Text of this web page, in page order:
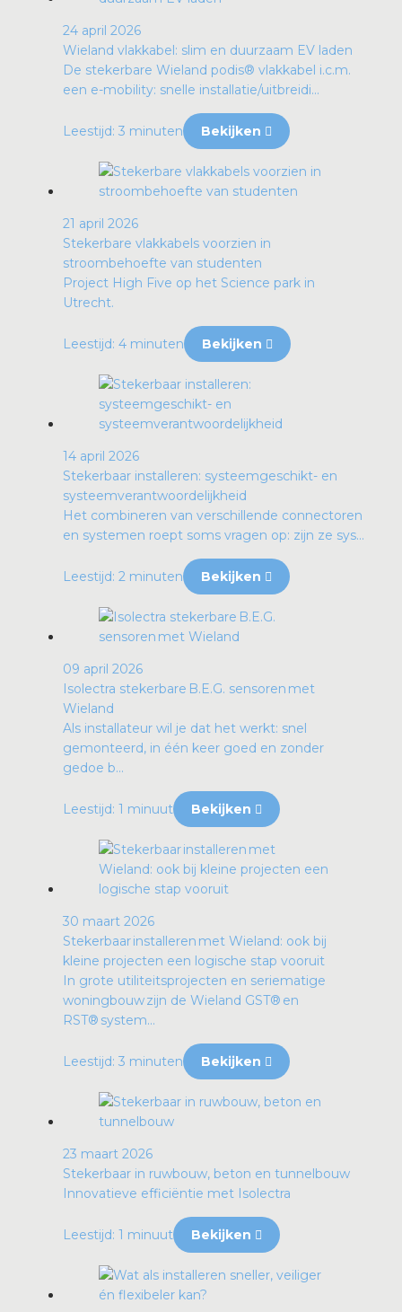
24 april 2026
Wieland vlakkabel: slim en duurzaam EV laden
De stekerbare Wieland podis® vlakkabel i.c.m.
een e-mobility: snelle installatie/uitbreidi...
Leestijd: 3 minuten Bekijken
21 april 2026
Stekerbare vlakkabels voorzien in
stroombehoefte van studenten
Project High Five op het Science park in
Utrecht.
Leestijd: 4 minuten Bekijken
14 april 2026
Stekerbaar installeren: systeemgeschikt- en
systeemverantwoordelijkheid
Het combineren van verschillende connectoren
en systemen roept soms vragen op: zijn ze sys...
Leestijd: 2 minuten Bekijken
09 april 2026
Isolectra stekerbare B.E.G. sensoren met
Wieland
Als installateur wil je dat het werkt: snel
gemonteerd, in één keer goed en zonder
gedoe b...
Leestijd: 1 minuut Bekijken
30 maart 2026
Stekerbaar installeren met Wieland: ook bij
kleine projecten een logische stap vooruit
In grote utiliteitsprojecten en seriematige
woningbouw zijn de Wieland GST® en
RST® system...
Leestijd: 3 minuten Bekijken
23 maart 2026
Stekerbaar in ruwbouw, beton en tunnelbouw
Innovatieve efficiëntie met Isolectra
Leestijd: 1 minuut Bekijken